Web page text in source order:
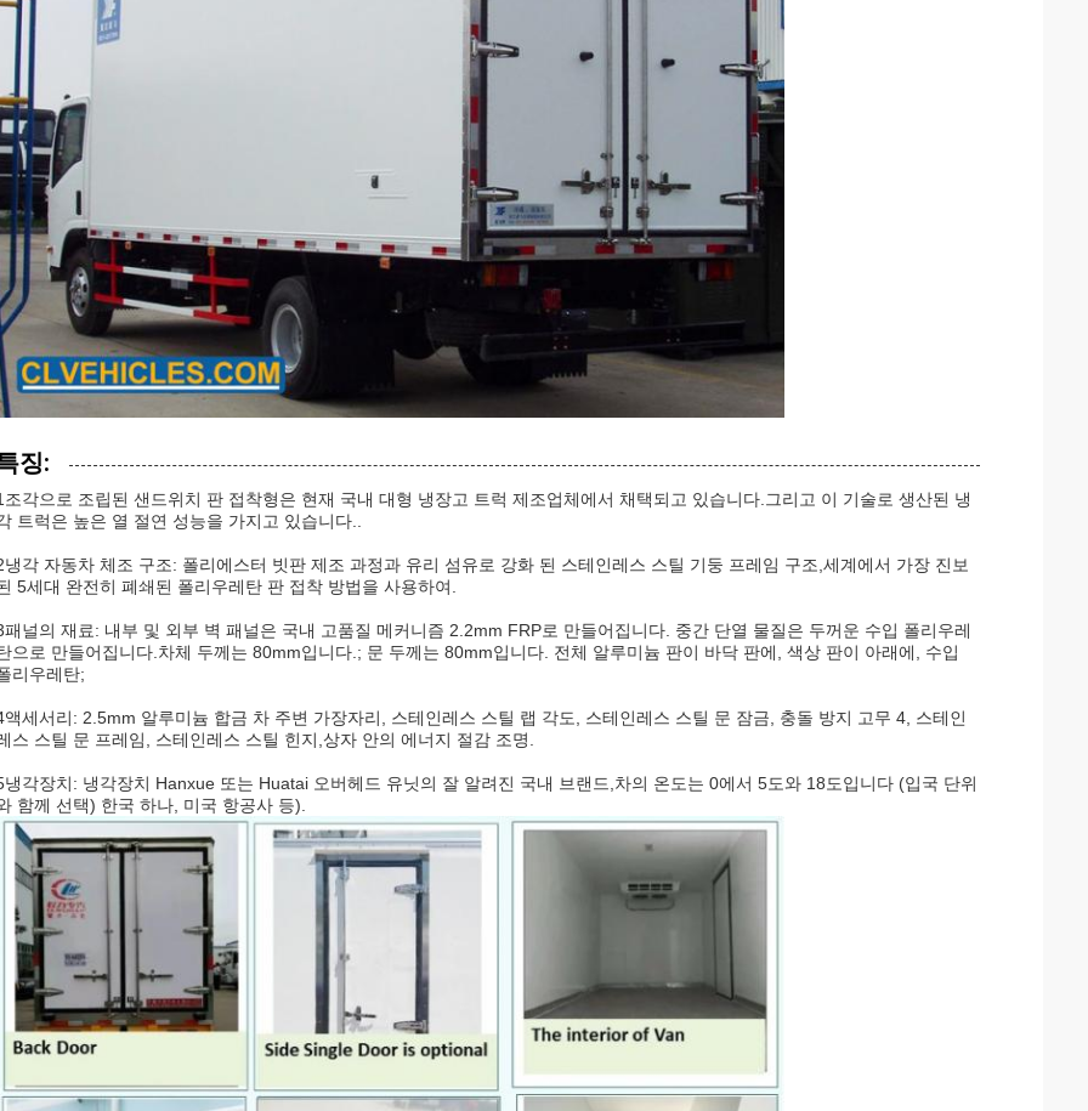
징:
조각으로 조립된 샌드위치 판 접착형은 현재 국내 대형 냉장고 트럭 제조업체에서 채택되고 있습니다.그리고 이 기술로 생산된 냉
트럭은 높은 열 절연 성능을 가지고 있습니다..
냉각 자동차 체조 구조: 폴리에스터 빗판 제조 과정과 유리 섬유로 강화 된 스테인레스 스틸 기둥 프레임 구조,세계에서 가장 진보
5세대 완전히 폐쇄된 폴리우레탄 판 접착 방법을 사용하여.
패널의 재료: 내부 및 외부 벽 패널은 국내 고품질 메커니즘 2.2mm FRP로 만들어집니다. 중간 단열 물질은 두꺼운 수입 폴리우레
으로 만들어집니다.차체 두께는 80mm입니다.; 문 두께는 80mm입니다. 전체 알루미늄 판이 바닥 판에, 색상 판이 아래에, 수입
리우레탄;
액세서리: 2.5mm 알루미늄 합금 차 주변 가장자리, 스테인레스 스틸 랩 각도, 스테인레스 스틸 문 잠금, 충돌 방지 고무 4, 스테인
스 스틸 문 프레임, 스테인레스 스틸 힌지,상자 안의 에너지 절감 조명.
냉각장치: 냉각장치 Hanxue 또는 Huatai 오버헤드 유닛의 잘 알려진 국내 브랜드,차의 온도는 0에서 5도와 18도입니다 (입국 단위
함께 선택) 한국 하나, 미국 항공사 등).